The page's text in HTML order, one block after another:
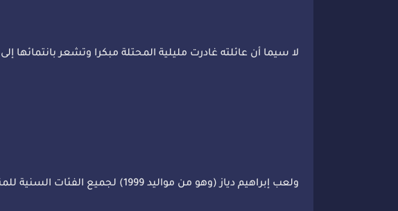
لا سيما أن عائلته غادرت مليلية المحتلة مبكرا وتشعر
ولعب إبراهيم دياز (وهو من مواليد 1999) لجميع الفئات السنية للمنتخب الإسباني إلى أن التحق بمنتخب الكبار.